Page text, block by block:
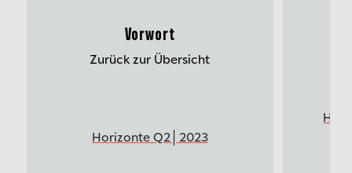
Vorwort
Zurück zur Übersicht
Horizonte Q2│2023